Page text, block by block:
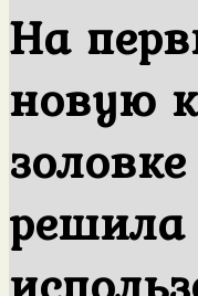
На
новую
решила